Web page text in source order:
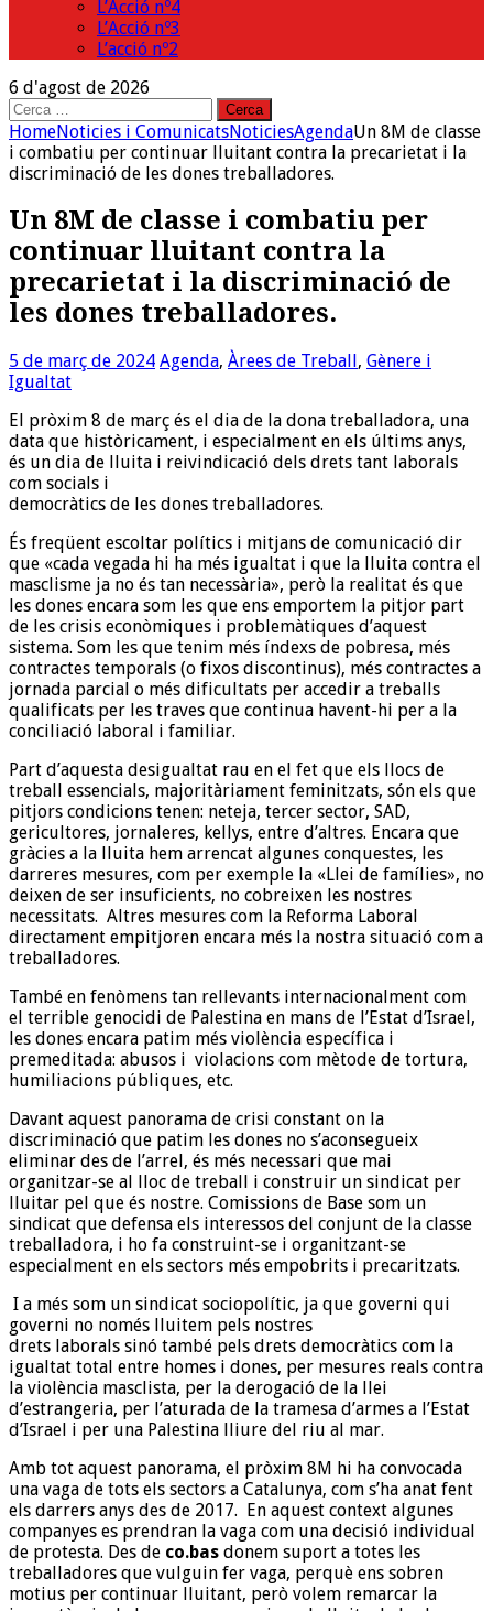
L’Acció nº4
L’Acció nº3
L’acció nº2
6 d'agost de 2026
Cerca:
HomeNoticies i ComunicatsNoticiesAgendaUn 8M de classe
i combatiu per continuar lluitant contra la precarietat i la
discriminació de les dones treballadores.
Un 8M de classe i combatiu per
continuar lluitant contra la
precarietat i la discriminació de
les dones treballadores.
5 de març de 2024 Agenda, Àrees de Treball , Gènere i
Igualtat
El pròxim 8 de març és el dia de la dona treballadora, una
data que històricament, i especialment en els últims anys,
és un dia de lluita i reivindicació dels drets tant laborals
com socials i
democràtics de les dones treballadores.
És freqüent escoltar polítics i mitjans de comunicació dir
que «cada vegada hi ha més igualtat i que la lluita contra el
masclisme ja no és tan necessària», però la realitat és que
les dones encara som les que ens emportem la pitjor part
de les crisis econòmiques i problemàtiques d’aquest
sistema. Som les que tenim més índexs de pobresa, més
contractes temporals (o fixos discontinus), més contractes a
jornada parcial o més dificultats per accedir a treballs
qualificats per les traves que continua havent-hi per a la
conciliació laboral i familiar.
Part d’aquesta desigualtat rau en el fet que els llocs de
treball essencials, majoritàriament feminitzats, són els que
pitjors condicions tenen: neteja, tercer sector, SAD,
gericultores, jornaleres, kellys, entre d’altres. Encara que
gràcies a la lluita hem arrencat algunes conquestes, les
darreres mesures, com per exemple la «Llei de famílies», no
deixen de ser insuficients, no cobreixen les nostres
necessitats. Altres mesures com la Reforma Laboral
directament empitjoren encara més la nostra situació com a
treballadores.
També en fenòmens tan rellevants internacionalment com
el terrible genocidi de Palestina en mans de l’Estat d’Israel,
les dones encara patim més violència específica i
premeditada: abusos i violacions com mètode de tortura,
humiliacions públiques, etc.
Davant aquest panorama de crisi constant on la
discriminació que patim les dones no s’aconsegueix
eliminar des de l’arrel, és més necessari que mai
organitzar-se al lloc de treball i construir un sindicat per
lluitar pel que és nostre. Comissions de Base som un
sindicat que defensa els interessos del conjunt de la classe
treballadora, i ho fa construint-se i organitzant-se
especialment en els sectors més empobrits i precaritzats.
I a més som un sindicat sociopolític, ja que governi qui
governi no només lluitem pels nostres
drets laborals sinó també pels drets democràtics com la
igualtat total entre homes i dones, per mesures reals contra
la violència masclista, per la derogació de la llei
d’estrangeria, per l’aturada de la tramesa d’armes a l’Estat
d’Israel i per una Palestina lliure del riu al mar.
Amb tot aquest panorama, el pròxim 8M hi ha convocada
una vaga de tots els sectors a Catalunya, com s’ha anat fent
els darrers anys des de 2017. En aquest context algunes
companyes es prendran la vaga com una decisió individual
de protesta. Des de co.bas donem suport a totes les
treballadores que vulguin fer vaga, perquè ens sobren
motius per continuar lluitant, però volem remarcar la